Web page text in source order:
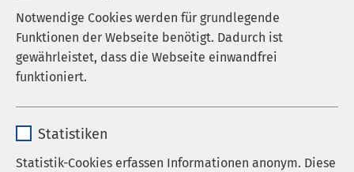
Notwendige Cookies werden für grundlegende
Funktionen der Webseite benötigt. Dadurch ist
gewährleistet, dass die Webseite einwandfrei
funktioniert.
Anbieter sgalinski
Statistiken
Statistik-Cookies erfassen Informationen anonym. Diese
Besichtigung der
Palliativstation
02.09.2026
Auf der Palliativstation des AMEOS Klinikums
Bremerhaven werden Patientinnen und Patienten